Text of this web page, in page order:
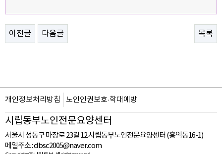
이전글 다음글 목록
개인정보처리방침 노인인권보호·학대예방
시립동부노인전문요양센터
서울시 성동구 마장로 23길 12 시립동부노인전문요양센터 (홍익동16-1)
메일주소 :dbsc2005@naver.com